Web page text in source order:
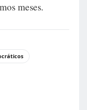
meses.